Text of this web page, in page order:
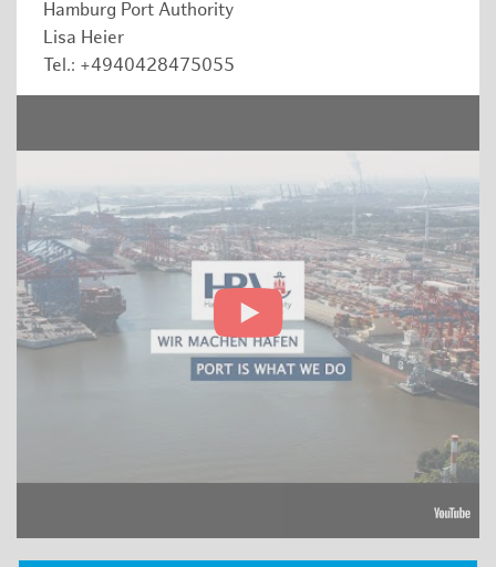
Hamburg Port Authority
Lisa Heier
Tel.: +4940428475055